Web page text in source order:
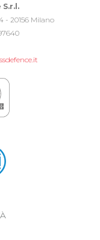
- 20156 Milano